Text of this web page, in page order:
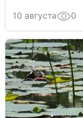
10 августа 0